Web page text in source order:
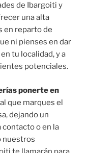
de Ibargoiti y
una alta
en reparto de
ni pienses en dar
tu localidad, y a
potenciales.
ponerte en
que marques el
dejando un
o en la
nuestros